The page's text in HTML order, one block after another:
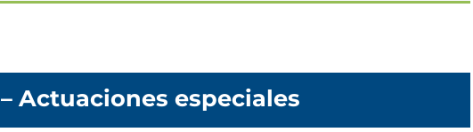
Actuaciones especiales